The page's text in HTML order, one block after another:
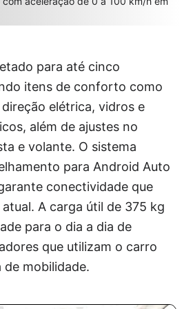
para até cinco
itens de conforto como
elétrica, vidros e
além de ajustes no
e volante. O sistema
para Android Auto
conectividade que
A carga útil de 375 kg
para o dia a dia de
que utilizam o carro
mobilidade.